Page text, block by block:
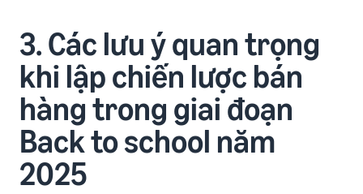
3. Các lưu ý quan trọng
khi lập chiến lược bán
hàng trong giai đoạn
Back to school năm
2025